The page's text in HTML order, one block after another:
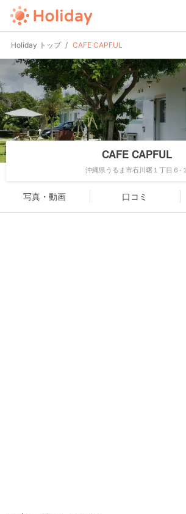
Holiday トップ CAFE CAPFUL
CAFE CAPFUL
沖縄県うるま市石川曙１丁目６-１
写真・動画 口コミ